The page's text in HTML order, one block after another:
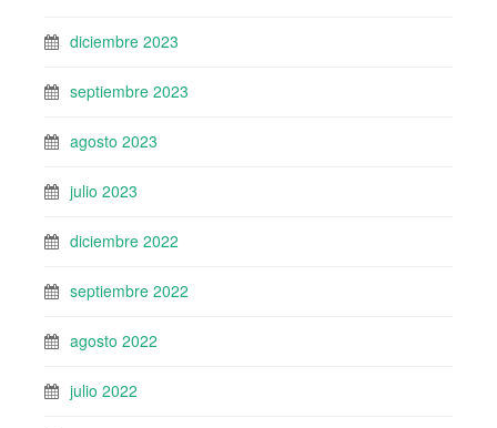
diciembre 2023
septiembre 2023
agosto 2023
julio 2023
diciembre 2022
septiembre 2022
agosto 2022
julio 2022